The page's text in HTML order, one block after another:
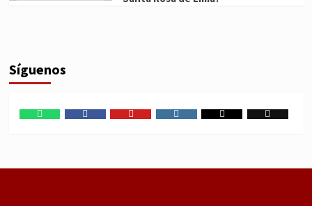
Síguenos